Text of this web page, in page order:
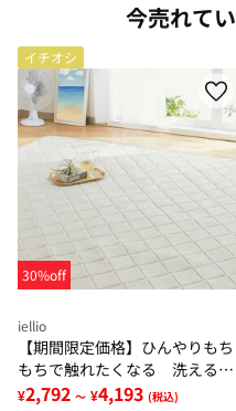
今売れて
イチオシ
30%off
iellio
【期間限定価格】ひんやりもち
もちで触れたくなる 洗えるラ
グ＜低反発・滑りにくい・接触
¥2,792 ～ ¥4,193 (税込)